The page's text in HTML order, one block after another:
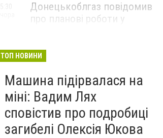
Донецькоблгаз повідомив
про планові роботи у
НОВИНИ
15:30
ТОП НОВИНИ
Машина підірвалася на
міні: Вадим Лях
сповістив про подробиці
загибелі Олексія Юкова